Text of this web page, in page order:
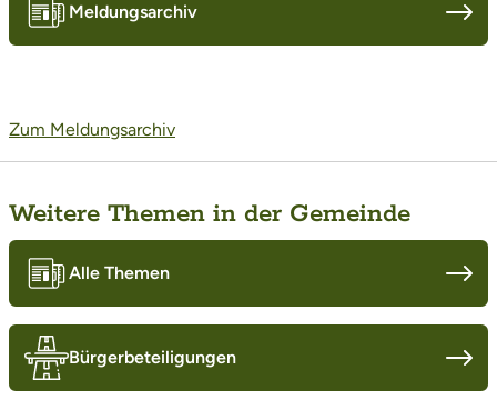
Meldungsarchiv
Zum Meldungsarchiv
Weitere Themen in der Gemeinde
Alle Themen
Bürgerbeteiligungen